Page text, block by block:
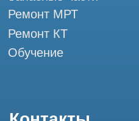
авторских и смежных прав. Вся информация,
ООО "ТОМОГРАФ ПРО" ИНН 9701226718
1227700720532
105082, г. Москва, ул. Большая Почтовая 36
1